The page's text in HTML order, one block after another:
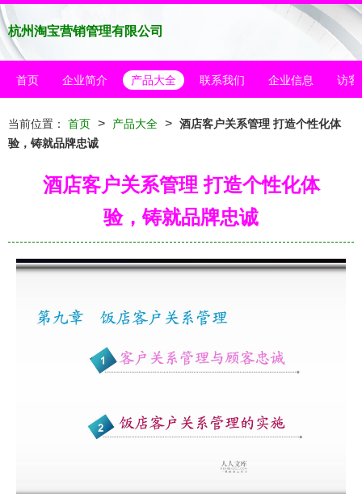
杭州淘宝营销管理有限公司
首页 企业简介 产品大全 联系我们 企业信息 访客
当前位置： 首页 > 产品大全 > 酒店客户关系管理 打造个性化体
验，铸就品牌忠诚
酒店客户关系管理 打造个性化体
验，铸就品牌忠诚